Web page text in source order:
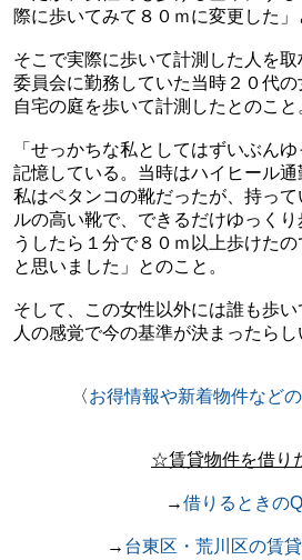
際に歩いてみて８０ｍに変更した」
そこで実際に歩いて計測した人を取
委員会に勤務していた当時２０代の
自宅の庭を歩いて計測したとのこと
「せっかちな私としてはずいぶん
記憶している。 当時はハイヒール通
私はペタンコの靴だったが、持っ
ルの高い靴で、できるだけゆっくり
うしたら１分で８０ｍ以上歩けた
と思いました」とのこと。
そして、この女性以外には誰も歩い
人の感覚で今の基準が決まったらし
〈お得情報や新着物件など
☆賃貸物件を借り
→借りるときの
→ 台東区・荒川区の賃